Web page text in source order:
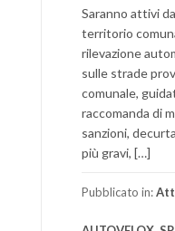
Saranno attivi
territorio
rilevazione
sulle strade
comunale,
raccomanda di
sanzioni,
più gravi, […]
Pubblicato in: